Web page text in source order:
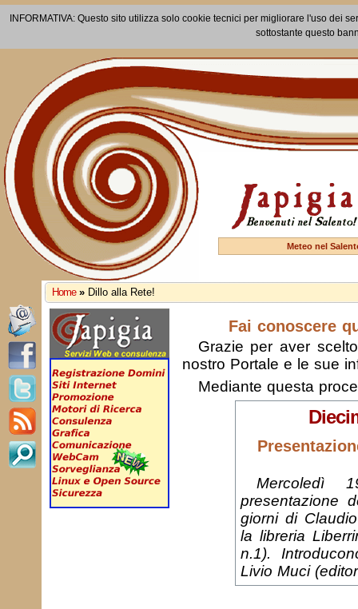
INFORMATIVA: Questo sito utilizza solo cookie tecnici per migliorare l'uso dei
sottostante questo
Meteo nel
Home » Dillo alla Rete!
Fai conoscere
Grazie per aver
nostro Portale e le sue
Mediante questa
Mercoledì
presentazione
giorni di
la libreria
n.1).
Livio Muci